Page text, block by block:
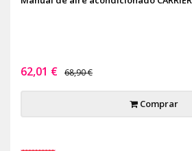
62,01 € 68,90 €
Comprar